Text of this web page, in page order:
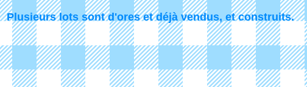
Plusieurs lots sont d'ores et déjà vendus, et construits.